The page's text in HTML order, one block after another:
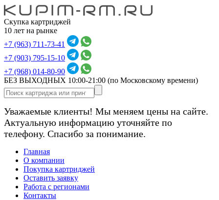
Скупка картриджей
10 лет на рынке
+7 (963) 711-73-41
+7 (903) 795-15-10
+7 (968) 014-80-90
БЕЗ ВЫХОДНЫХ 10:00-21:00 (по Московскому времени)
Уважаемые клиенты! Мы меняем цены на сайте.
Актуальную информацию уточняйте по
телефону. Спасибо за понимание.
Главная
О компании
Покупка картриджей
Оставить заявку
Работа с регионами
Контакты